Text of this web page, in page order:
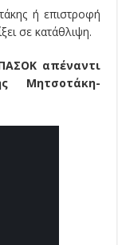
ή επιστροφή
σε κατάθλιψη.
απέναντι
Μητσοτάκη-